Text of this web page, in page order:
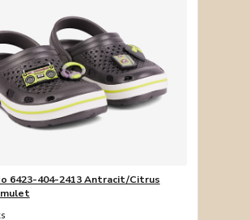
6423-404-2413 Antracit/Citrus